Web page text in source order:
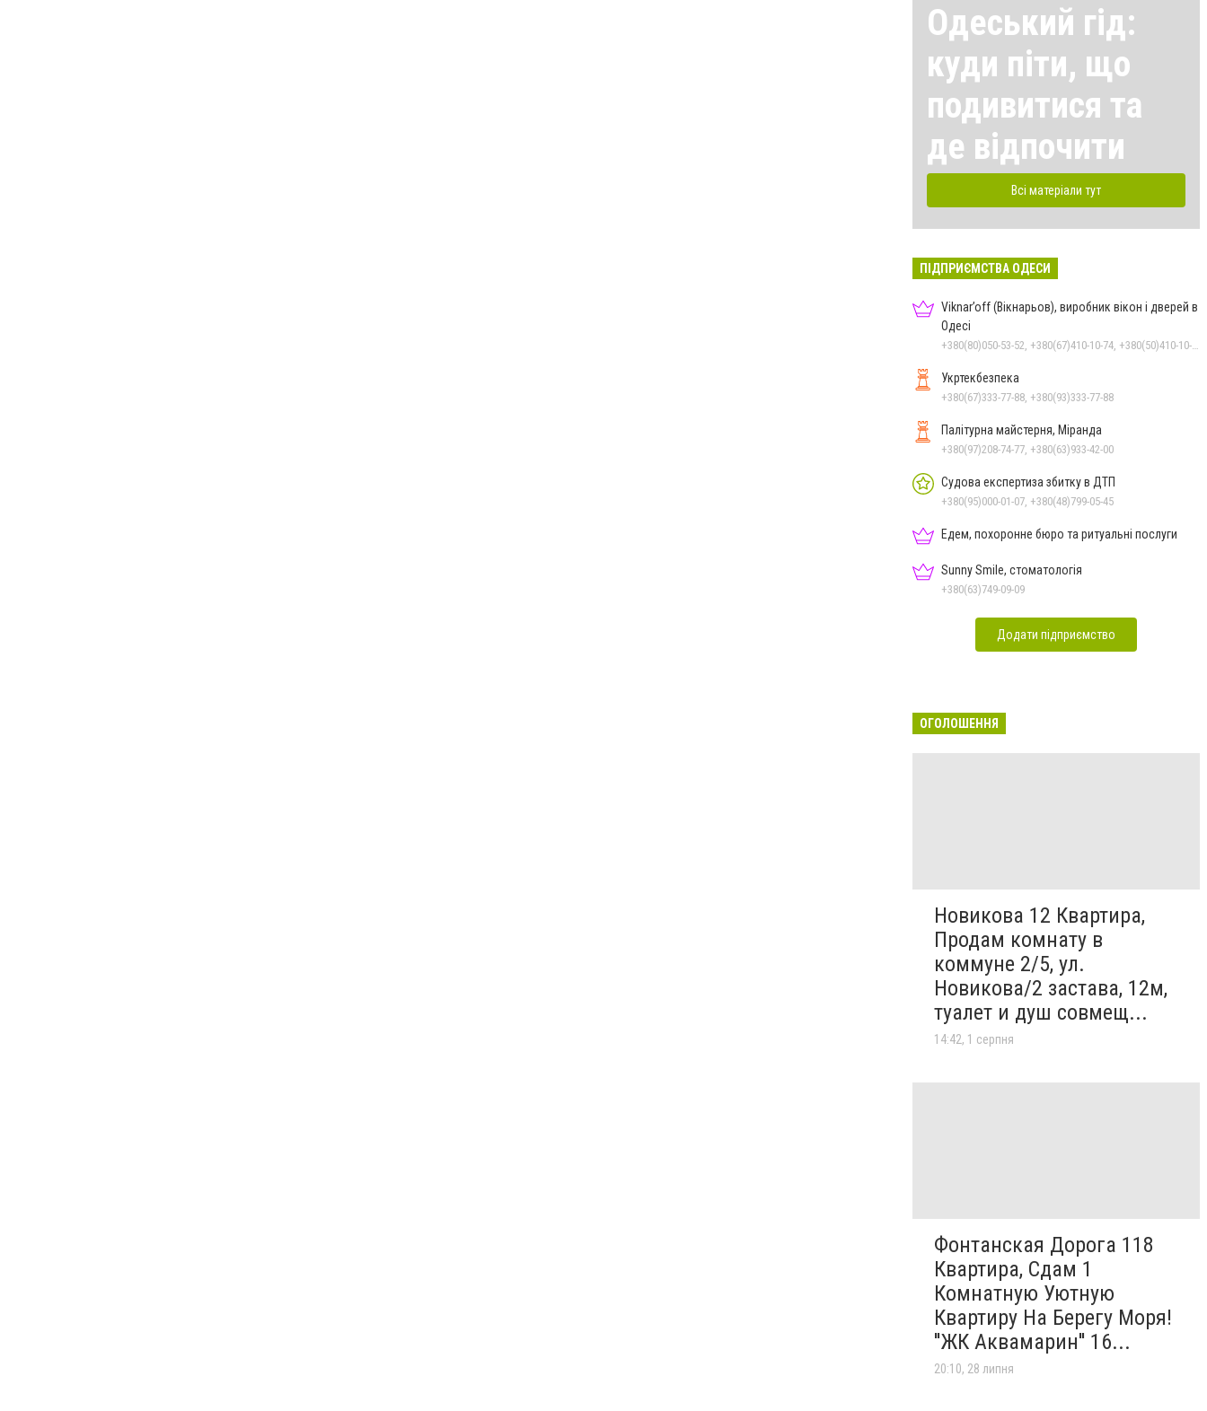
Одеський гід:
куди піти, що
подивитися та
де відпочити
Всі матеріали тут
ПІДПРИЄМСТВА ОДЕСИ
Viknar’off (Вікнарьов), виробник вікон і дверей в
Одесі
Укртекбезпека
+380(67)333-77-88, +380(93)333-77-88
Палітурна майстерня, Міранда
+380(97)208-74-77, +380(63)933-42-00
Судова експертиза збитку в ДТП
+380(95)000-01-07, +380(48)799-05-45
Едем, похоронне бюро та ритуальні послуги
Sunny Smile, стоматологія
+380(63)749-09-09
Додати підприємство
ОГОЛОШЕННЯ
Новикова 12 Квартира,
Продам комнату в
коммуне 2/5, ул.
Новикова/2 застава, 12м,
туалет и душ совмещ...
14:42, 1 серпня
Фонтанская Дорога 118
Квартира, Сдам 1
Комнатную Уютную
Квартиру На Берегу Моря!
''ЖК Аквамарин'' 16...
20:10, 28 липня